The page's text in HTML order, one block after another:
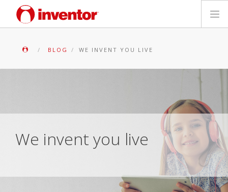
Medienbibliothek
SUCHE
BLOG WE INVENT YOU LIVE
We invent you live